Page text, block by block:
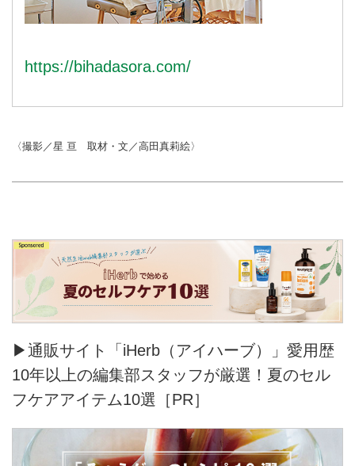
https://bihadasora.com/
〈撮影／星 亘 取材・文／高田真莉絵〉
▶通販サイト「iHerb（アイハーブ）」愛用歴
10年以上の編集部スタッフが厳選！夏のセル
フケアアイテム10選［PR］